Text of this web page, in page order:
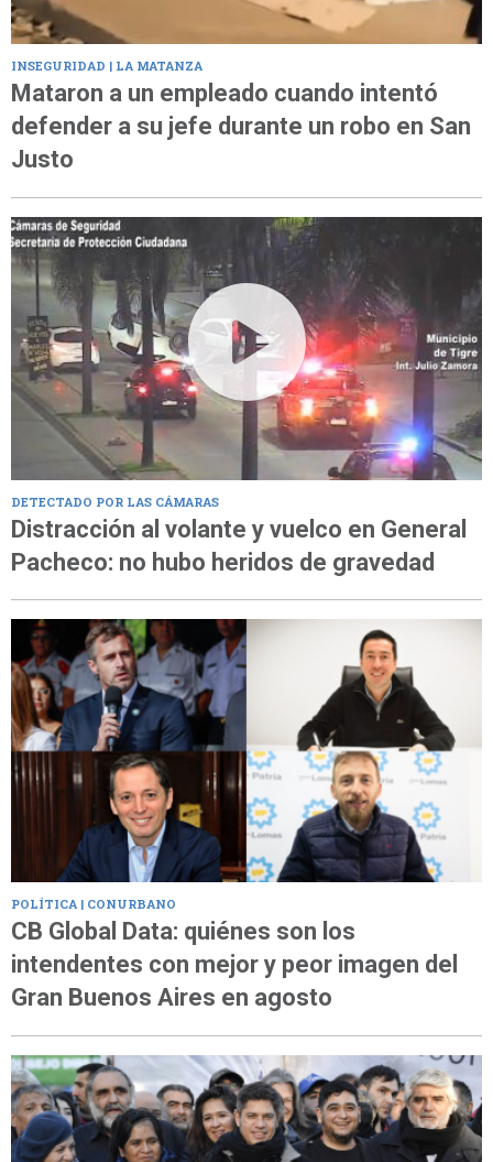
INSEGURIDAD | LA MATANZA
Mataron a un empleado cuando intentó
defender a su jefe durante un robo en San
Justo
DETECTADO POR LAS CÁMARAS
Distracción al volante y vuelco en General
Pacheco: no hubo heridos de gravedad
POLÍTICA | CONURBANO
CB Global Data: quiénes son los
intendentes con mejor y peor imagen del
Gran Buenos Aires en agosto